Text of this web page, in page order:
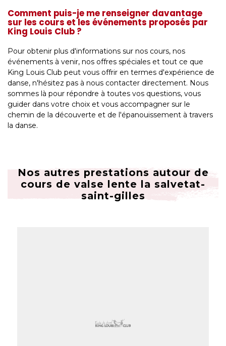
Comment puis-je me renseigner davantage
sur les cours et les événements proposés par
King Louis Club ?
Pour obtenir plus d'informations sur nos cours, nos
événements à venir, nos offres spéciales et tout ce que
King Louis Club peut vous offrir en termes d'expérience de
danse, n'hésitez pas à nous contacter directement. Nous
sommes là pour répondre à toutes vos questions, vous
guider dans votre choix et vous accompagner sur le
chemin de la découverte et de l'épanouissement à travers
la danse.
Nos autres prestations autour de
cours de valse lente la salvetat-
saint-gilles